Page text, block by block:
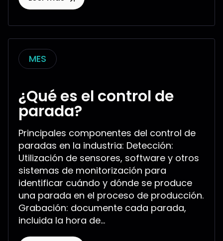
MES
¿Qué es el control de
parada?
Principales componentes del control de
paradas en la industria: Detección:
Utilización de sensores, software y otros
sistemas de monitorización para
identificar cuándo y dónde se produce
una parada en el proceso de producción.
Grabación: documente cada parada,
incluida la hora de...